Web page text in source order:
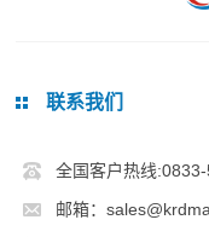
联系我们
全国客户热线
邮箱：